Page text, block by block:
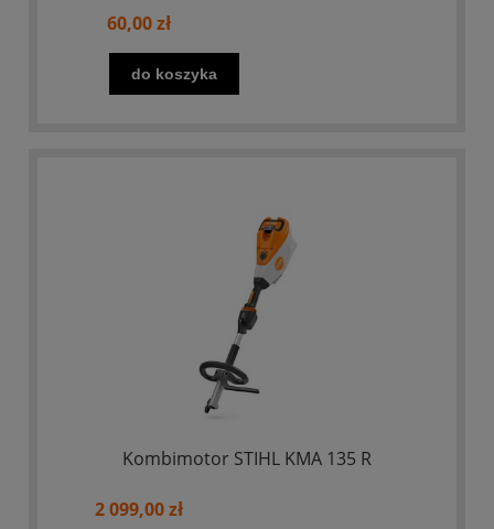
60,00 zł
do koszyka
Kombimotor STIHL KMA 135 R
2 099,00 zł